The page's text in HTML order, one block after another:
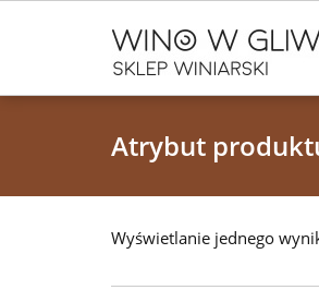
Atrybut
Wyświetlanie jednego